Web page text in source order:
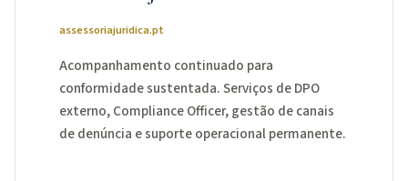
assessoriajuridica.pt
Acompanhamento continuado para
conformidade sustentada. Serviços de DPO
externo, Compliance Officer, gestão de canais
de denúncia e suporte operacional permanente.